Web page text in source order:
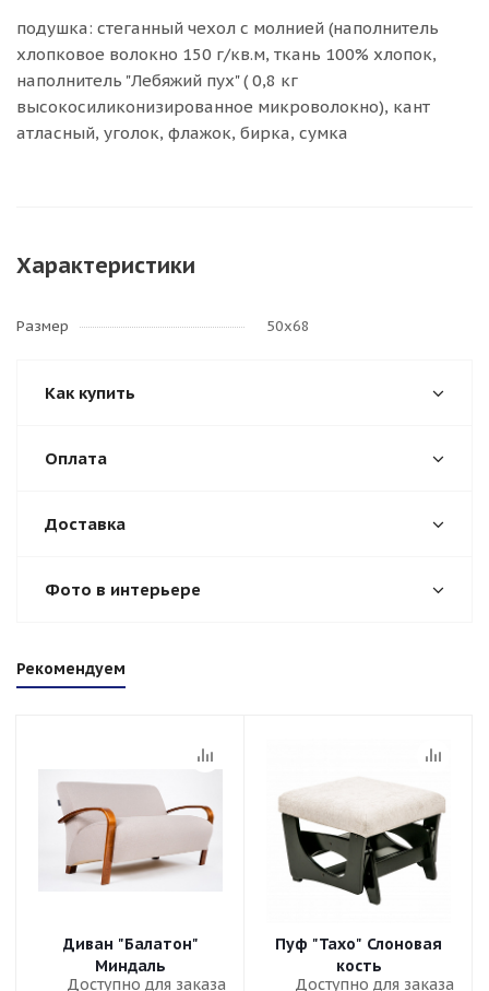
подушка: стеганный чехол с молнией (наполнитель
хлопковое волокно 150 г/кв.м, ткань 100% хлопок,
наполнитель "Лебяжий пух" ( 0,8 кг
высокосиликонизированное микроволокно), кант
атласный, уголок, флажок, бирка, сумка
Характеристики
Размер 50х68
Как купить
Оплата
Доставка
Фото в интерьере
Рекомендуем
Диван "Балатон"
Миндаль
Доступно для заказа
Пуф "Тахо" Слоновая
кость
Доступно для заказа